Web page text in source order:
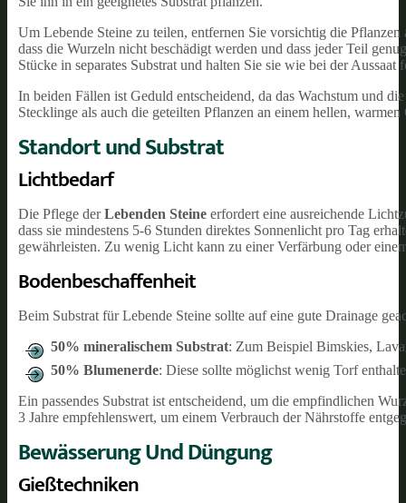
Um Lebende Steine zu teilen, entfernen Sie vorsichtig die
dass die Wurzeln nicht beschädigt werden und dass jeder Teil
Stücke in separates Substrat und halten Sie sie wie bei der Aussaat
In beiden Fällen ist Geduld entscheidend, da das Wachstum und
Stecklinge als auch die geteilten Pflanzen an einem hellen,
Standort und Substrat
Lichtbedarf
Die Pflege derLebenden Steine erfordert eine ausreichende
dass sie mindestens 5-6 Stunden direktes Sonnenlicht pro Tag
gewährleisten. Zu wenig Licht kann zu einer Verfärbung oder
Bodenbeschaffenheit
Beim Substrat für Lebende Steine sollte auf eine gute Drainage
50% mineralischem Substrat: Zum Beispiel Bimskies,
50% Blumenerde: Diese sollte möglichst wenig Torf
Ein passendes Substrat ist entscheidend, um die empfindlichen
3 Jahre empfehlenswert, um einem Verbrauch der Nährstoffe
Bewässerung Und Düngung
Gießtechniken